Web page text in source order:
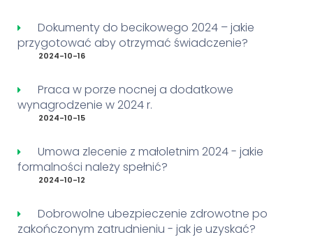
Dokumenty do becikowego 2024 – jakie
przygotować aby otrzymać świadczenie?
2024-10-16
Praca w porze nocnej a dodatkowe
wynagrodzenie w 2024 r.
2024-10-15
Umowa zlecenie z małoletnim 2024 - jakie
formalności należy spełnić?
2024-10-12
Dobrowolne ubezpieczenie zdrowotne po
zakończonym zatrudnieniu - jak je uzyskać?